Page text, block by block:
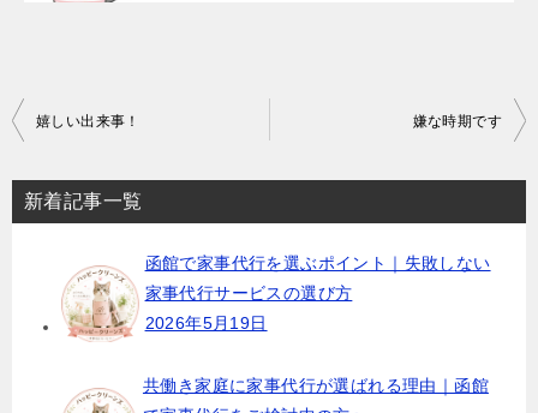
投
ナ
ビ
嬉しい出来事！ 嫌な時期です
新着記事一覧
函館で家事代行を選ぶポイント｜失敗しない
家事代行サービスの選び方
2026年5月19日
共働き家庭に家事代行が選ばれる理由｜函館